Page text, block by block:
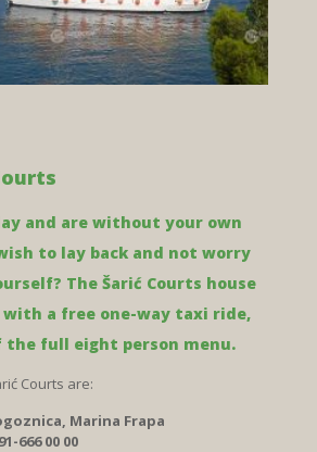
and are without your own
to lay back and not worry
The Šarić Courts house
a free one-way taxi ride,
full eight person menu.
Courts are:
Marina Frapa
666 00 00